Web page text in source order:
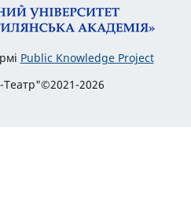
Public Knowledge Project
2026